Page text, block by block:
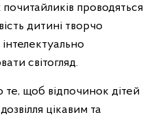
проводяться
дитині творчо
світогляд.
те, щоб відпочинок дітей
цікавим та